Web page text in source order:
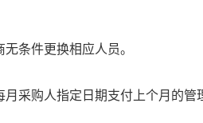
无条件更换相应人员。
月 采购人指定日期支付上个月 的管